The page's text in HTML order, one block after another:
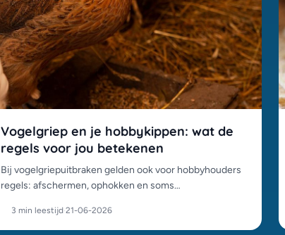
Vogelgriep en je hobbykippen: wat de
regels voor jou betekenen
Bij vogelgriepuitbraken gelden ook voor hobbyhouders
regels: afschermen, ophokken en soms
je binnen de regels.
3 min leestijd·21-06-2026